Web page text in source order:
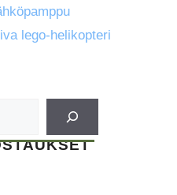
lego-helikopteri